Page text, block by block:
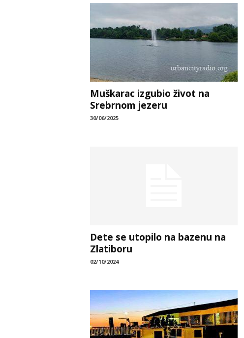
Muškarac izgubio život na
Srebrnom jezeru
30/06/2025
Dete se utopilo na bazenu na
Zlatiboru
02/10/2024